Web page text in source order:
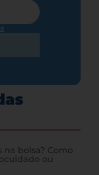
na bolsa? Como
ou